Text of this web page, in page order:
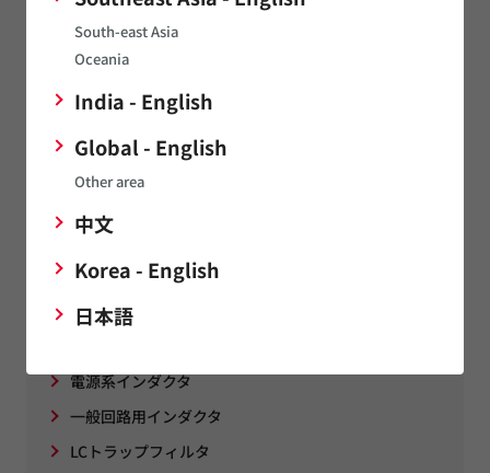
South-east Asia
Oceania
India - English
Global - English
Other area
中文
Korea - English
日本語
セラミックコンデンサ（キャパシタ）
単層マイクロチップコンデンサ
薄膜回路基板（RUSUB）
バリアブルキャパシタ
電源系インダクタ
一般回路用インダクタ
LCトラップフィルタ